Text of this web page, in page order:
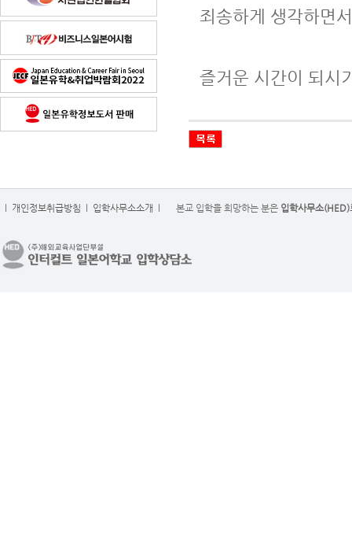
죄송하게 생각하면
즐거운 시간이 되시
개인정보취급방침 입학사무소소개 본교 입학을 희망하는 분은 입학사무소(HED)